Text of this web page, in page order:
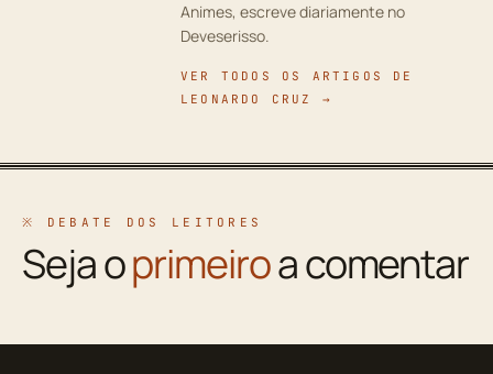
Animes, escreve diariamente no
Deveserisso.
VER TODOS OS ARTIGOS DE
LEONARDO CRUZ →
※ DEBATE DOS LEITORES
Seja oprimeiroa comentar